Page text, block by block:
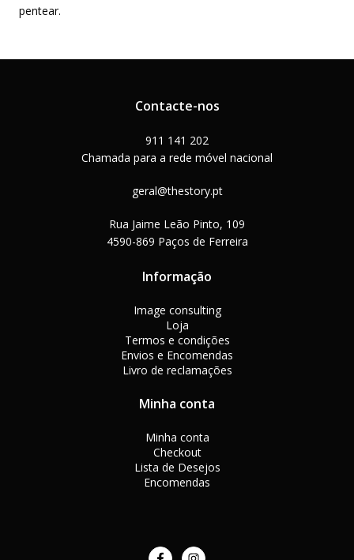
pentear.
Contacte-nos
911 141 202
Chamada para a rede móvel nacional
geral@thestory.pt
Rua Jaime Leão Pinto, 109
4590-869 Paços de Ferreira
Informação
Image consulting
Loja
Termos e condições
Envios e Encomendas
Livro de reclamações
Minha conta
Minha conta
Checkout
Lista de Desejos
Encomendas